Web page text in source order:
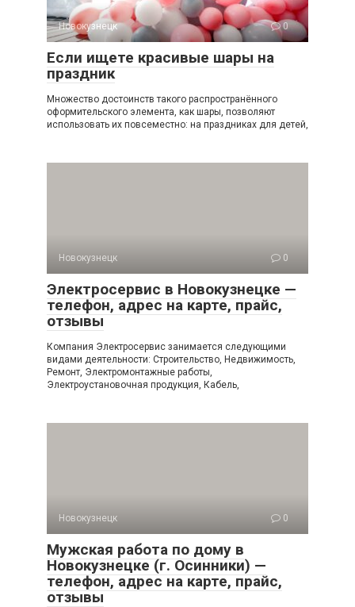
Новокузнецк 0
Если ищете красивые шары на
праздник
Множество достоинств такого распространённого
оформительского элемента, как шары, позволяют
использовать их повсеместно: на праздниках для детей,
Новокузнецк 0
Электросервис в Новокузнецке —
телефон, адрес на карте, прайс,
отзывы
Компания Электросервис занимается следующими
видами деятельности: Строительство, Недвижимость,
Ремонт, Электромонтажные работы,
Электроустановочная продукция, Кабель,
Новокузнецк 0
Мужская работа по дому в
Новокузнецке (г. Осинники) —
телефон, адрес на карте, прайс,
отзывы